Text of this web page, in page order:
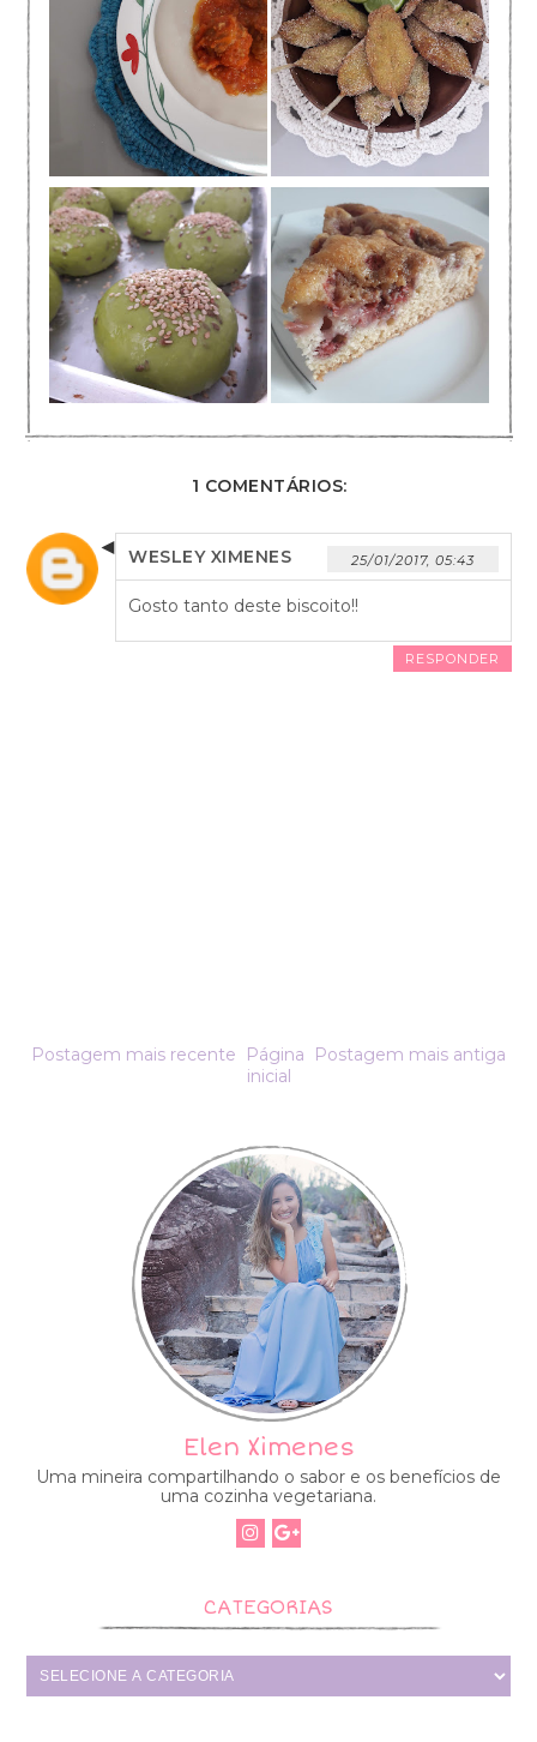
1 COMENTÁRIOS:
WESLEY XIMENES 25/01/2017, 05:43
Gosto tanto deste biscoito!!
RESPONDER
Postagem mais recente Postagem mais antiga
Página
inicial
Elen Ximenes
Uma mineira compartilhando o sabor e os benefícios de
uma cozinha vegetariana.
CATEGORIAS